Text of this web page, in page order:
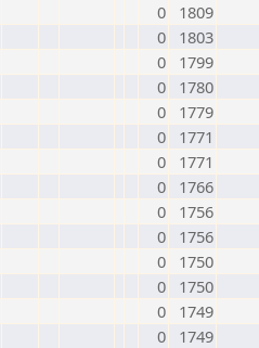
0
1809
0
1803
0
1799
0
1780
0
1779
0
1771
0
1771
0
1766
0
1756
0
1756
0
1750
0
1750
0
1749
0
1749